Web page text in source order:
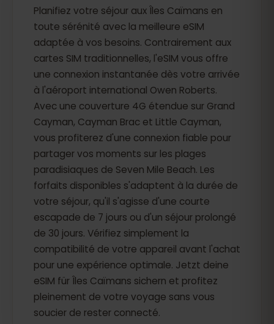
Planifiez votre séjour aux Îles Caïmans en
toute sérénité avec la meilleure eSIM
adaptée à vos besoins. Contrairement aux
cartes SIM traditionnelles, l'eSIM vous offre
une connexion instantanée dès votre arrivée
à l'aéroport international Owen Roberts.
Avec une couverture 4G étendue sur Grand
Cayman, Cayman Brac et Little Cayman,
vous profiterez d'une connexion fiable pour
partager vos moments sur les plages
paradisiaques de Seven Mile Beach. Les
forfaits disponibles s'adaptent à la durée de
votre séjour, qu'il s'agisse d'une courte
escapade de 7 jours ou d'un séjour prolongé
de 30 jours. Vérifiez simplement la
compatibilité de votre appareil avant l'achat
pour une expérience optimale. Jetzt deine
eSIM für Îles Caïmans sichern et profitez
pleinement de votre voyage sans vous
soucier de rester connecté.